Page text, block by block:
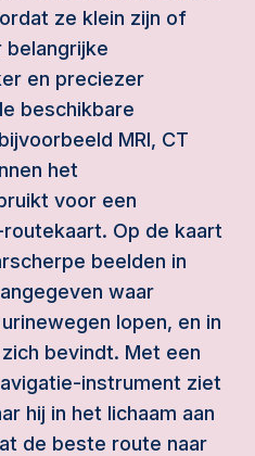
ze klein zijn of
belangrijke
en preciezer
beschikbare
MRI, CT
het
voor een
Op de kaart
beelden in
waar
lopen, en in
bevindt. Met een
instrument ziet
hij in het lichaam aan
de beste route naar